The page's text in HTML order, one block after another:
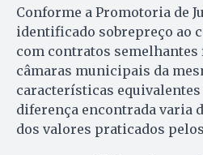
Conforme a Promotoria de
identificado sobrepreço ao
com contratos
câmaras municipais da
características equivalentes
diferença encontrada varia
dos valores praticados